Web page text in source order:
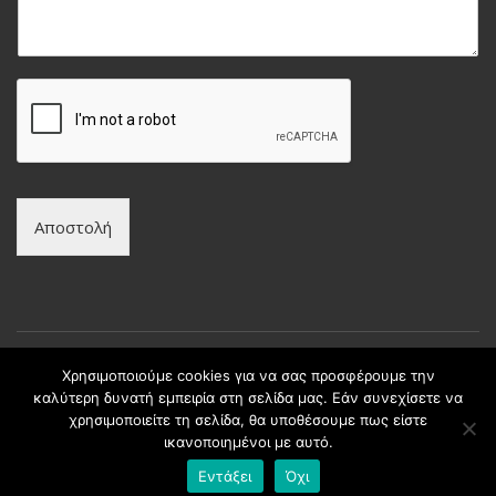
Αποστολή
Copyright © intax.gr All Rights Reserved. | Developed by
Best Cybernetics
Χρησιμοποιούμε cookies για να σας προσφέρουμε την
καλύτερη δυνατή εμπειρία στη σελίδα μας. Εάν συνεχίσετε να
χρησιμοποιείτε τη σελίδα, θα υποθέσουμε πως είστε
ικανοποιημένοι με αυτό.
Εντάξει
Όχι